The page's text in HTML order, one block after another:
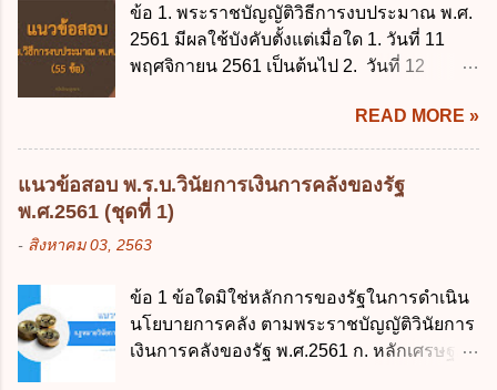
ข้อ 1. พระราชบัญญัติวิธีการงบประมาณ พ.ศ.
2561 มีผลใช้บังคับตั้งแต่เมื่อใด 1. วันที่ 11
พฤศจิกายน 2561 เป็นต้นไป 2. วันที่ 12
พฤศจิกายน 2561 เป็นต้นไป 4. วันที่ 14
พฤศจิกายน 2561 เป็นต้นไป ข้อ 2. พระราช
บัญญัติวิธีการงบประมาณ พ.ศ. 2561 ไม่ได้
ยกเลิกกฎหมายฉบับใด 1. พระราชบัญญัติวิธี
การงบประมาณ พ.ศ. 2502 2. พระราชบัญญัติ
วิธีการงบประมาณ (ฉบับที่ 3) พ.ศ. 2511 3.
พ.ศ. 2544 4. ประกาศของคณะปฏิวัติ ฉบับที่
203 ลงวันที่ 31 สิงหาคม 2515 ข้อ 3. ข้อใดไม่
ถูกต้อง 1. นายกรัฐมนตรีมีอำนาจออกกฎเพื่อ
READ MORE »
แนวข้อสอบ พ.ร.บ.วินัยการเงินการคลังของรัฐ
พ.ศ.2561 (ชุดที่ 1)
- สิงหาคม 03, 2563
ข้อ 1 ข้อใดมิใช่หลักการของรัฐในการดำเนิน
นโยบายการคลัง ตามพระราชบัญญัติวินัยการ
เงินการคลังของรัฐ พ.ศ.2561 ก. หลักเศรษฐกิจ